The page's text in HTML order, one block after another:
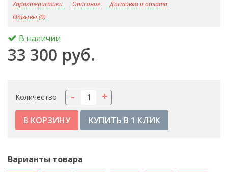
Характеристики Описание
Доставка и оплата
Отзывы (0)
В наличии
33 300 руб.
Количество +
-
КУПИТЬ В 1 КЛИК
Варианты товара